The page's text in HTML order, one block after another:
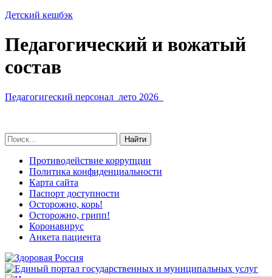
Детский кешбэк
Педагогический и вожатый
состав
Педагогигеский персонал_лето 2026_
Противодействие коррупции
Политика конфиденциальности
Карта сайта
Паспорт доступности
Осторожно, корь!
Осторожно, грипп!
Коронавирус
Анкета пациента